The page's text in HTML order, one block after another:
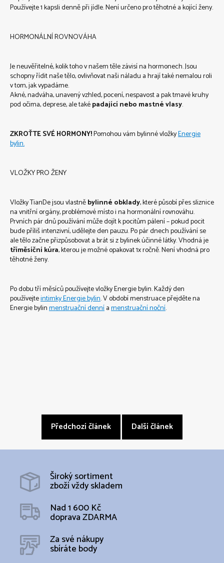
Používejte 1 kapsli denně při jídle. Není určeno pro těhotné a kojící ženy.
HORMONÁLNÍ ROVNOVÁHA
Je neuvěřitelné, kolik toho v našem těle závisí na hormonech. Jsou
schopny řídit naše tělo, ovlivňovat naši náladu a hrají také nemalou roli
v tom, jak vypadáme.
Akné, nadváha, unavený vzhled, pocení, nespavost a pak tmavé kruhy
pod očima, deprese, ale taképadající nebo mastné vlasy.
ZKROŤTE SVÉ HORMONY!Pomohou vám bylinné vložkyEnergie
bylin.
VLOŽKY PRO ŽENY
Vložky TianDe jsou vlastněbylinné obklady, které působí přes sliznice
na vnitřní orgány, problémové místo i na hormonální rovnováhu.
Prvních pár dnů používání může dojít k pocitům pálení – pokud pocit
bude příliš intenzivní, udělejte den pauzu. Po pár dnech používání se
ale tělo začne přizpůsobovat a brát si z bylinek účinné látky. Vhodná je
tříměsíční kúra, kterou je možné opakovat 1x ročně. Není vhodná pro
těhotné ženy.
Po dobu tří měsíců používejte vložky Energie bylin. Každý den
používejteintimky Energie bylin. V období menstruace přejděte na
Energie bylinmenstruační denníamenstruační noční.
Předchozí článek Další článek
Široký sortiment
zboží vždy skladem
Nad 1 600 Kč
doprava ZDARMA
Za své nákupy
sbíráte body